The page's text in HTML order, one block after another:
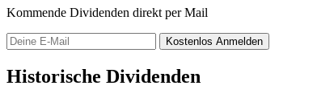
Kommende Dividenden direkt per Mail
Kostenlos Anmelden
Historische Dividenden